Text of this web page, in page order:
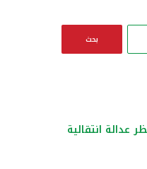
ا
:
عدالة انتقالية